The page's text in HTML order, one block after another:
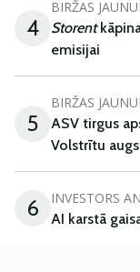
4
BIRŽAS
Storent
emisijai
5
BIRŽAS
ASV tirgus
Volstrītu
6 INVESTORS
AI karstā